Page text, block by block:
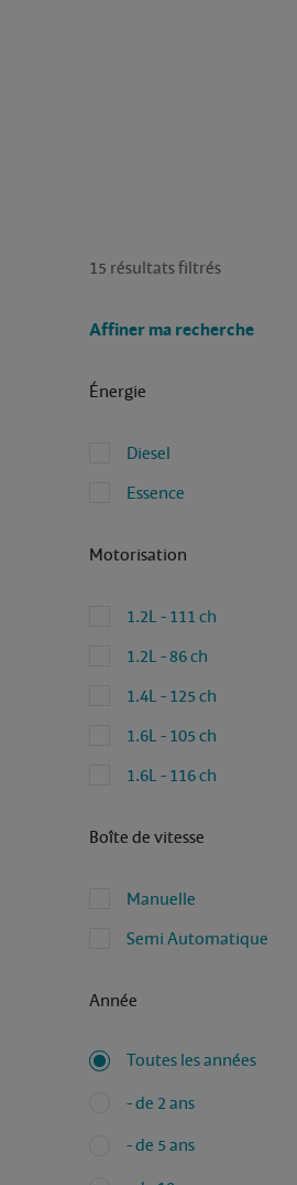
15 résultats filtrés
Affiner ma recherche
Énergie
Diesel
Essence
Motorisation
1.2L - 111 ch
1.2L - 86 ch
1.4L - 125 ch
1.6L - 105 ch
1.6L - 116 ch
Boîte de vitesse
Manuelle
Semi Automatique
Année
Toutes les années
- de 2 ans
- de 5 ans